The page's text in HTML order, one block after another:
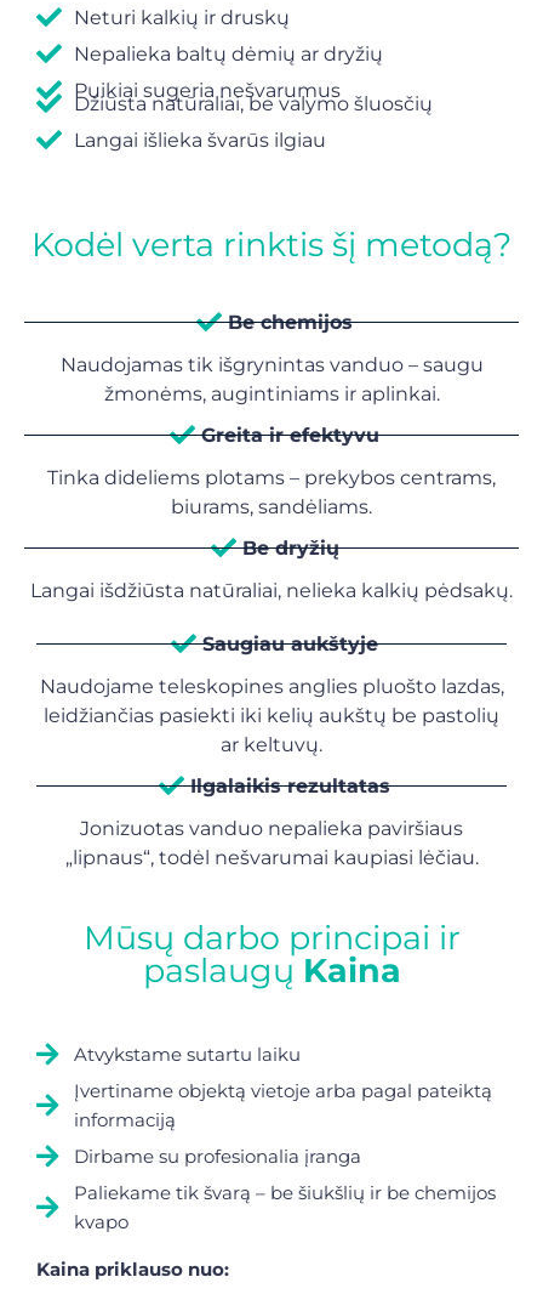
Neturi kalkių ir druskų
Nepalieka baltų dėmių ar dryžių
Puikiai sugeria nešvarumus
Džiūsta natūraliai, be valymo šluosčių
Langai išlieka švarūs ilgiau
Kodėl verta rinktis šį metodą?
Be chemijos
Naudojamas tik išgrynintas vanduo – saugu
žmonėms, augintiniams ir aplinkai.
Greita ir efektyvu
Tinka dideliems plotams – prekybos centrams,
biurams, sandėliams.
Be dryžių
Langai išdžiūsta natūraliai, nelieka kalkių pėdsakų.
Saugiau aukštyje
Naudojame teleskopines anglies pluošto lazdas,
leidžiančias pasiekti iki kelių aukštų be pastolių
ar keltuvų.
Ilgalaikis rezultatas
Jonizuotas vanduo nepalieka paviršiaus
„lipnaus“, todėl nešvarumai kaupiasi lėčiau.
Mūsų darbo principai ir
paslaugų Kaina
Atvykstame sutartu laiku
Įvertiname objektą vietoje arba pagal pateiktą
informaciją
Dirbame su profesionalia įranga
Paliekame tik švarą – be šiukšlių ir be chemijos
kvapo
Kaina priklauso nuo: